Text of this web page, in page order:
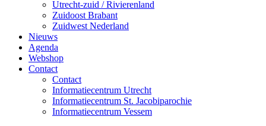
Utrecht-zuid / Rivierenland
Zuidoost Brabant
Zuidwest Nederland
Nieuws
Agenda
Webshop
Contact
Contact
Informatiecentrum Utrecht
Informatiecentrum St. Jacobiparochie
Informatiecentrum Vessem